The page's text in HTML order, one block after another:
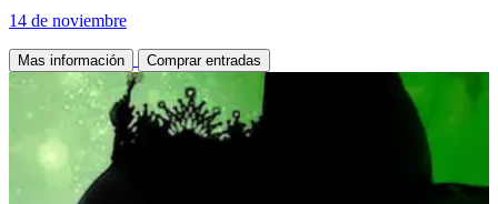
14 de noviembre
Mas información Comprar entradas